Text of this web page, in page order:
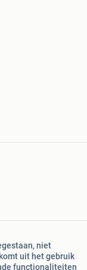
niet
uit het gebruik
functionaliteiten